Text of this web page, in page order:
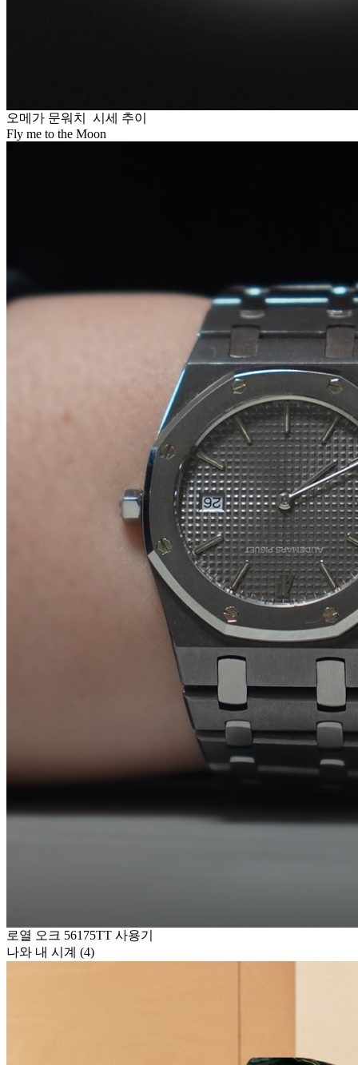
오메가 문워치 시세 추이
Fly me to the Moon
로열 오크 56175TT 사용기
나와 내 시계 (4)